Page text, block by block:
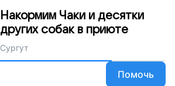
Накормим Чаки и десятки
других собак в приюте
Сургут
Помочь